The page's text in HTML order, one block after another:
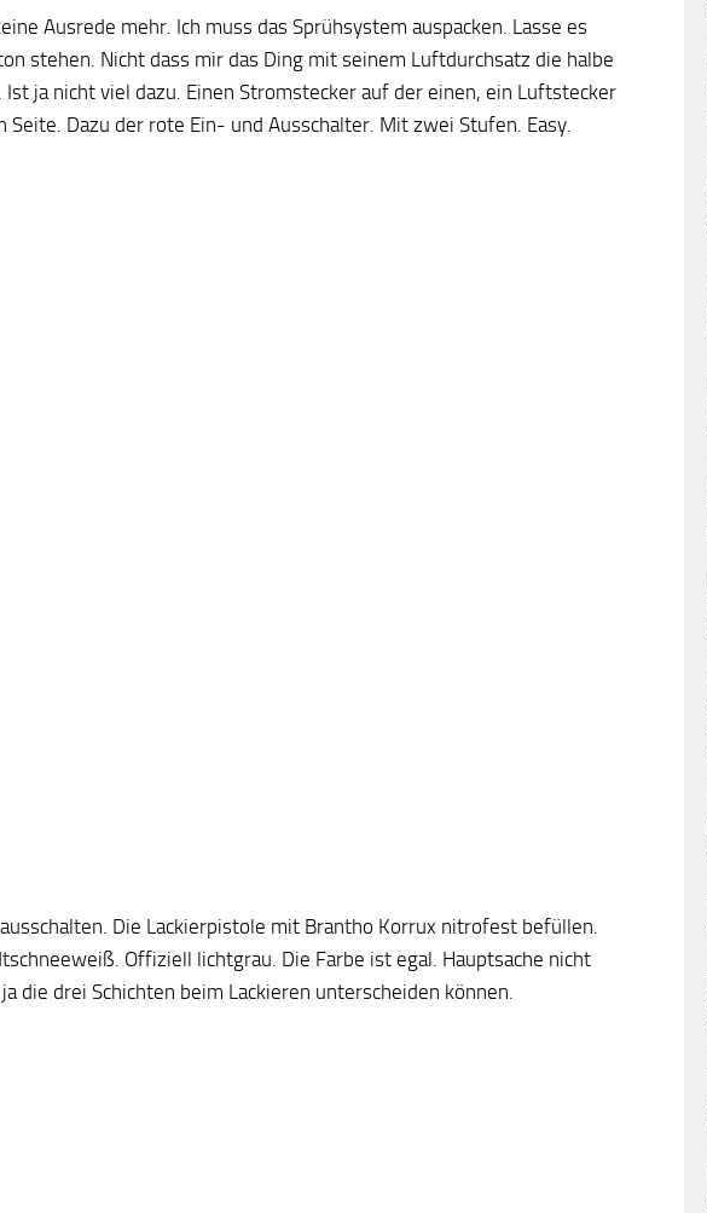
Ausrede mehr. Ich muss das Sprühsystem auspacken. Lasse es
stehen. Nicht dass mir das Ding mit seinem Luftdurchsatz die halbe
Ist ja nicht viel dazu. Einen Stromstecker auf der einen, ein Luftstecker
Seite. Dazu der rote Ein- und Ausschalter. Mit zwei Stufen. Easy.
Die Lackierpistole mit Brantho Korrux nitrofest befüllen.
Offiziell lichtgrau. Die Farbe ist egal. Hauptsache nicht
die drei Schichten beim Lackieren unterscheiden können.